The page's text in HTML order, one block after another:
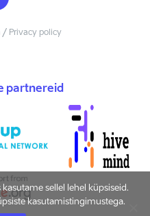
/ Privacy policy
partnereid
sellel lehel küpsiseid.
kasutamistingimustega.